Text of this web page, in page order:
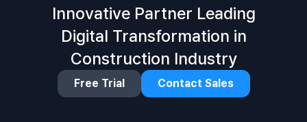
Innovative Partner Leading
Digital Transformation in
Construction Industry
Free Trial Contact Sales